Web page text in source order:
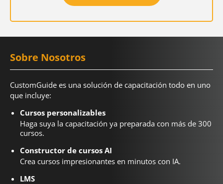
Sobre Nosotros
CustomGuide es una solución de capacitación todo en uno
que incluye:
Cursos personalizables
Haga suya la capacitación ya preparada con más de 300
cursos.
Constructor de cursos AI
Crea cursos impresionantes en minutos con IA.
LMS